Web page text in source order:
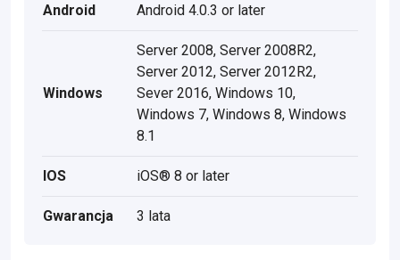
Android Android 4.0.3 or later
Windows
Server 2008, Server 2008R2,
Server 2012, Server 2012R2,
Sever 2016, Windows 10,
Windows 7, Windows 8, Windows
8.1
IOS iOS® 8 or later
Gwarancja 3 lata